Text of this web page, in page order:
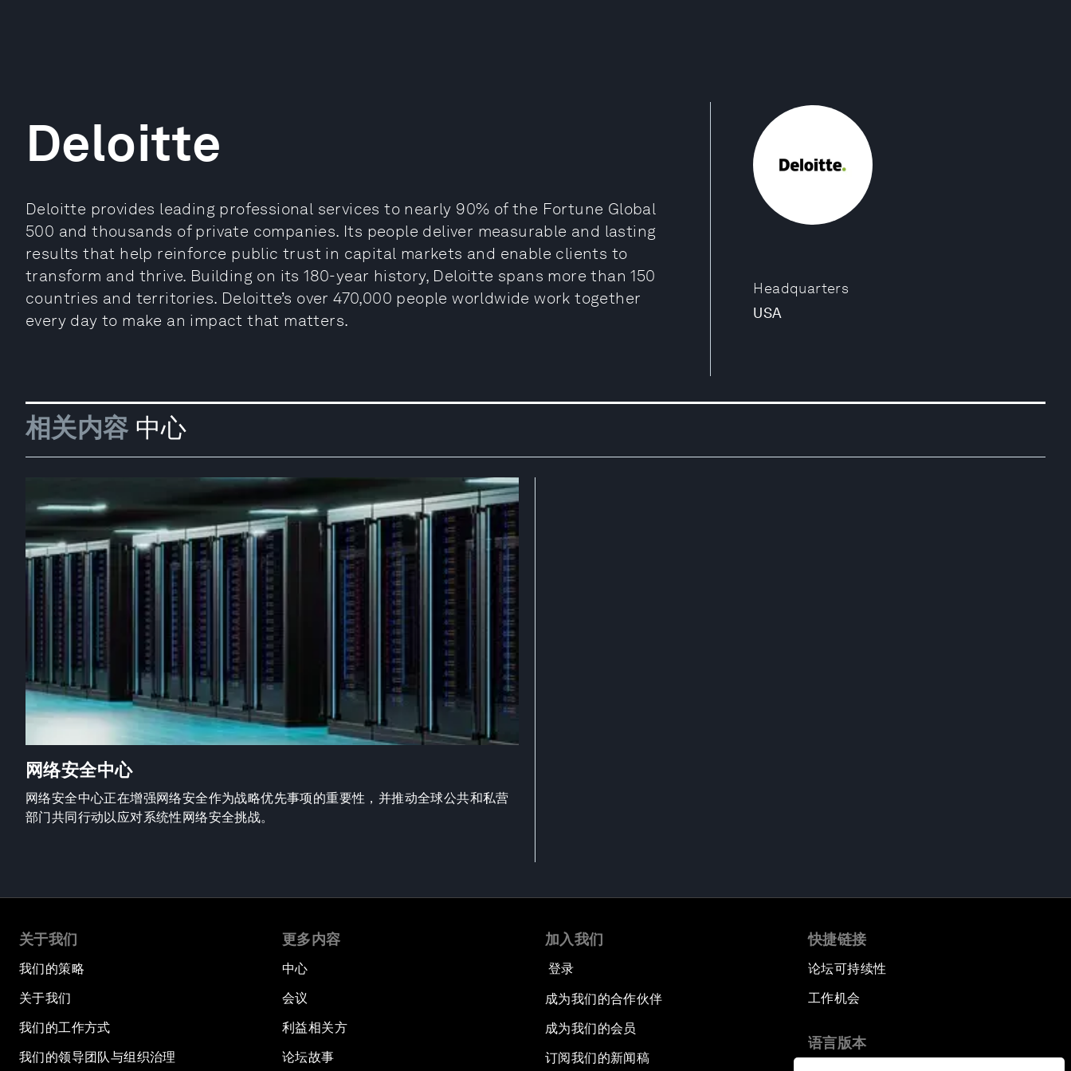
Headquarters
USA
Deloitte
Deloitte provides leading professional services to nearly 90% of the Fortune Global
500 and thousands of private companies. Its people deliver measurable and lasting
results that help reinforce public trust in capital markets and enable clients to
transform and thrive. Building on its 180-year history, Deloitte spans more than 150
countries and territories. Deloitte’s over 470,000 people worldwide work together
every day to make an impact that matters.
相关内容 中心
网络安全中心
网络安全中心正在增强网络安全作为战略优先事项的重要性，并推动全球公共和私营
部门共同行动以应对系统性网络安全挑战。
关于我们
我们的策略
关于我们
我们的工作方式
我们的领导团队与组织治理
更多内容
中心
会议
利益相关方
论坛故事
加入我们
登录
成为我们的合作伙伴
成为我们的会员
订阅我们的新闻稿
快捷链接
论坛可持续性
工作机会
语言版本